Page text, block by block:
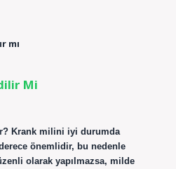
mı
Mi
Krank milini iyi durumda
önemlidir, bu nedenle
olarak yapılmazsa, milde